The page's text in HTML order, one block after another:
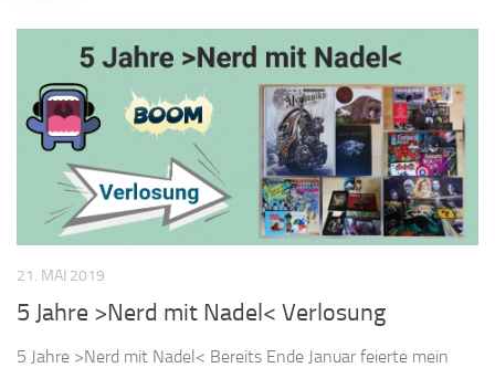
21. MAI 2019
5 Jahre >Nerd mit Nadel< Verlosung
5 Jahre >Nerd mit Nadel< Bereits Ende Januar feierte mein